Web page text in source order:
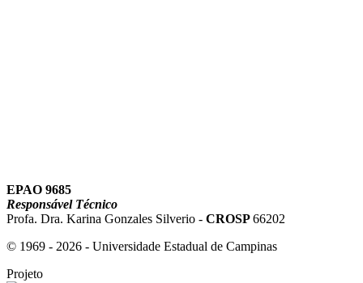
EPAO 9685
Responsável Técnico
Profa. Dra. Karina Gonzales Silverio - CROSP66202
© 1969 - 2026 - Universidade Estadual de Campinas
Projeto